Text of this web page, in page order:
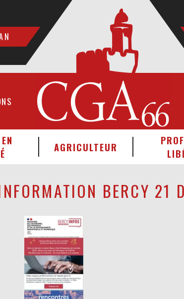
AGRICULTEUR
BERCY 21